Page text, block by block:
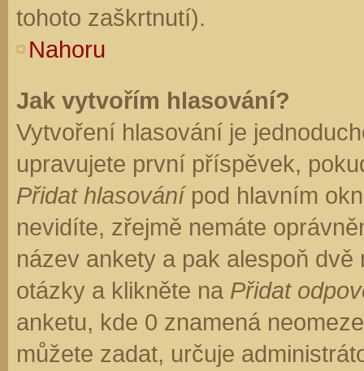
tohoto zaškrtnutí).
Nahoru
Jak vytvořím hlasování?
Vytvoření hlasování je
upravujete první příspěvek,
Přidat hlasovánípod hlavním
nevidíte, zřejmě nemáte
název ankety a pak alespoň
otázky a klikněte na Přidat
anketu, kde 0 znamená
můžete zadat, určuje